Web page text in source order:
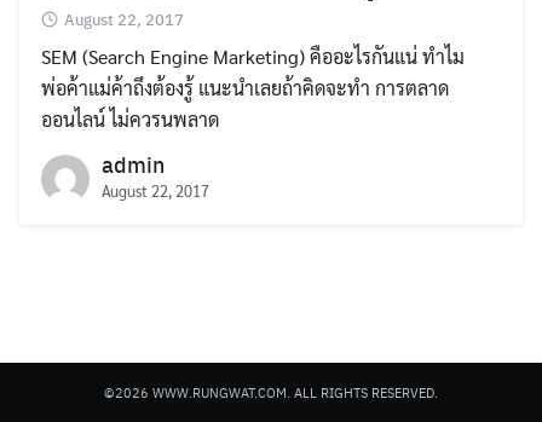
Search
for:
August 22, 2017
SEM (Search Engine Marketing) คืออะไรกันแน่ ทำไม
พ่อค้าแม่ค้าถึงต้องรู้ แนะนำเลยถ้าคิดจะทำ การตลาด
ออนไลน์ ไม่ควรนพลาด
admin
August 22, 2017
©2026 WWW.RUNGWAT.COM. ALL RIGHTS RESERVED.